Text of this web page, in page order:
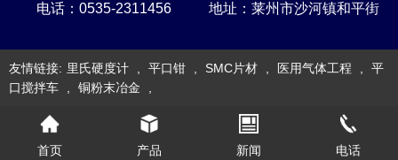
电话：0535-2311456
地址：莱州市沙河镇和平街
友情链接: 里氏硬度计 , 平口钳 , SMC片材 , 医用气体工程 ,
平
口搅拌车
, 铜粉末冶金 ,
首页 产品 新闻 电话